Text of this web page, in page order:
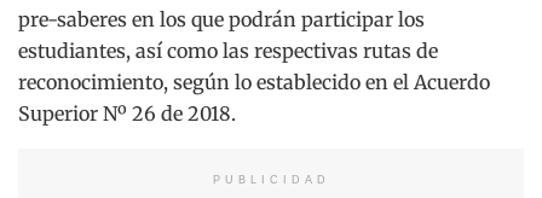
pre-saberes en los que podrán participar los
estudiantes, así como las respectivas rutas de
reconocimiento, según lo establecido en el Acuerdo
Superior Nº 26 de 2018.
PUBLICIDAD